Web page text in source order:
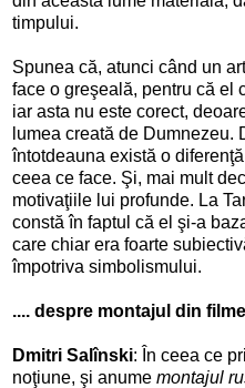
timpului.
Spunea că, atunci când un
face o greşeală, pentru că el
iar asta nu este corect,
lumea creată de Dumnezeu.
întotdeauna există o
ceea ce face. Şi, mai mult
motivaţiile lui profunde. La
constă în faptul că el şi-a
care chiar era foarte
împotriva simbolismului.
.... despre montajul din
Dmitri Salînski: În ceea ce
noţiune, şi anume montajul